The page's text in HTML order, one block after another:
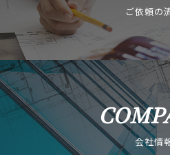
ご依頼の
会社情